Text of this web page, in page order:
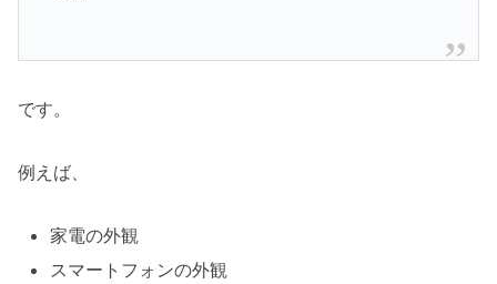
です。
例えば、
家電の外観
スマートフォンの外観